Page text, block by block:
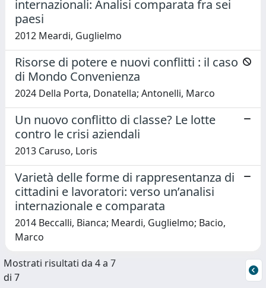
internazionali: Analisi comparata fra sei
paesi
2012 Meardi, Guglielmo
Risorse di potere e nuovi conflitti : il caso
di Mondo Convenienza
2024 Della Porta, Donatella; Antonelli, Marco
Un nuovo conflitto di classe? Le lotte
contro le crisi aziendali
2013 Caruso, Loris
Varietà delle forme di rappresentanza di
cittadini e lavoratori: verso un’analisi
internazionale e comparata
2014 Beccalli, Bianca; Meardi, Guglielmo; Bacio,
Marco
Mostrati risultati da 4 a 7
di 7